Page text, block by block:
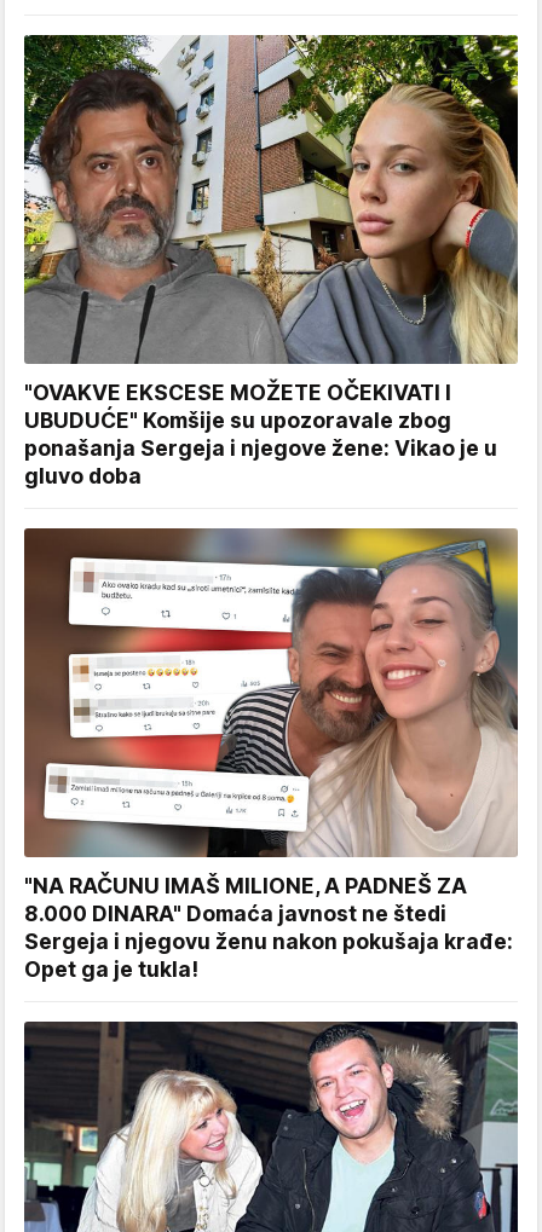
"OVAKVE EKSCESE MOŽETE OČEKIVATI I
UBUDUĆE" Komšije su upozoravale zbog
ponašanja Sergeja i njegove žene: Vikao je u
gluvo doba
"NA RAČUNU IMAŠ MILIONE, A PADNEŠ ZA
8.000 DINARA" Domaća javnost ne štedi
Sergeja i njegovu ženu nakon pokušaja krađe:
Opet ga je tukla!